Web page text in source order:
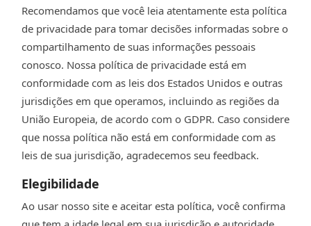
Recomendamos que você leia atentamente esta política
de privacidade para tomar decisões informadas sobre o
compartilhamento de suas informações pessoais
conosco. Nossa política de privacidade está em
conformidade com as leis dos Estados Unidos e outras
jurisdições em que operamos, incluindo as regiões da
União Europeia, de acordo com o GDPR. Caso considere
que nossa política não está em conformidade com as
leis de sua jurisdição, agradecemos seu feedback.
Elegibilidade
Ao usar nosso site e aceitar esta política, você confirma